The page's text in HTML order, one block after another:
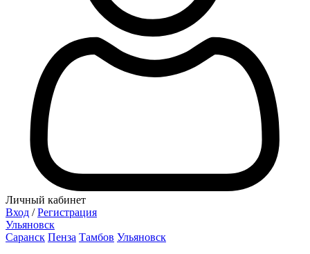
Личный кабинет
Вход / Регистрация
Ульяновск
Саранск Пенза Тамбов Ульяновск